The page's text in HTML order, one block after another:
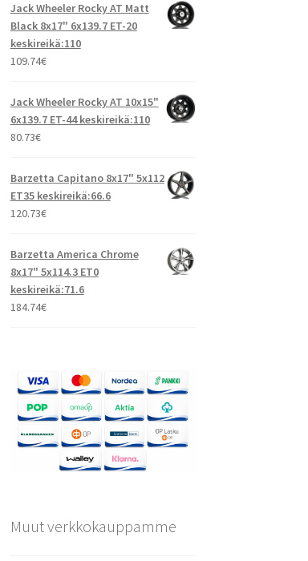
Jack Wheeler Rocky AT Matt
Black 8x17" 6x139.7 ET-20
keskireikä:110
109.74€
Jack Wheeler Rocky AT 10x15"
6x139.7 ET-44 keskireikä:110
80.73€
Barzetta Capitano 8x17" 5x112
ET35 keskireikä:66.6
120.73€
Barzetta America Chrome
8x17" 5x114.3 ET0
keskireikä:71.6
184.74€
Muut verkkokauppamme